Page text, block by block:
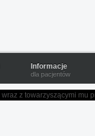
Informacje
dla pacjentów